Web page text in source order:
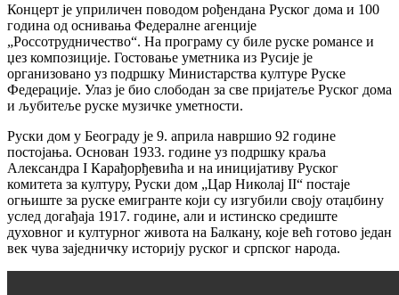
Концерт je уприличен поводом рођендана Руског дома и 100
година од оснивања Федералне агенције
„Россотрудничество“. На програму су биле руске романсе и
џез композиције. Гостовање уметника из Русије је
организовано уз подршку Министарства културе Руске
Федерације. Улаз је био слободан за све пријатеље Руског дома
и љубитеље руске музичке уметности.
Руски дом у Београду је 9. априла навршио 92 године
постојања. Основан 1933. године уз подршку краља
Александра I Карађорђевића и на иницијативу Руског
комитета за културу, Руски дом „Цар Николај II“ постаје
огњиште за руске емигранте који су изгубили своју отаџбину
услед догађаја 1917. године, али и истинско средиште
духовног и културног живота на Балкану, које већ готово један
век чува заједничку историју руског и српског народа.